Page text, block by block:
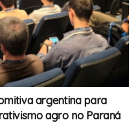
argentina para
agro no Paraná